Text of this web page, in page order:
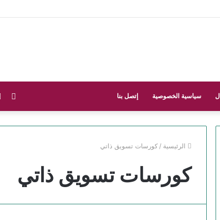
سياسية الخصوصية إتصل بنا
الرئيسية / كورسات تسويق ذاتي
كورسات تسويق ذاتي